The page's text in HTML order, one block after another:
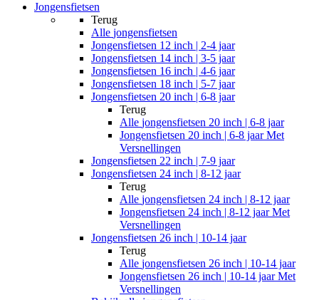
Jongensfietsen
Terug
Alle jongensfietsen
Jongensfietsen 12 inch | 2-4 jaar
Jongensfietsen 14 inch | 3-5 jaar
Jongensfietsen 16 inch | 4-6 jaar
Jongensfietsen 18 inch | 5-7 jaar
Jongensfietsen 20 inch | 6-8 jaar
Terug
Alle jongensfietsen 20 inch | 6-8 jaar
Jongensfietsen 20 inch | 6-8 jaar Met
Versnellingen
Jongensfietsen 22 inch | 7-9 jaar
Jongensfietsen 24 inch | 8-12 jaar
Terug
Alle jongensfietsen 24 inch | 8-12 jaar
Jongensfietsen 24 inch | 8-12 jaar Met
Versnellingen
Jongensfietsen 26 inch | 10-14 jaar
Terug
Alle jongensfietsen 26 inch | 10-14 jaar
Jongensfietsen 26 inch | 10-14 jaar Met
Versnellingen